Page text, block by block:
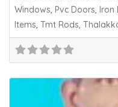
Windows, Pvc Doors,
Items, Tmt Rods,